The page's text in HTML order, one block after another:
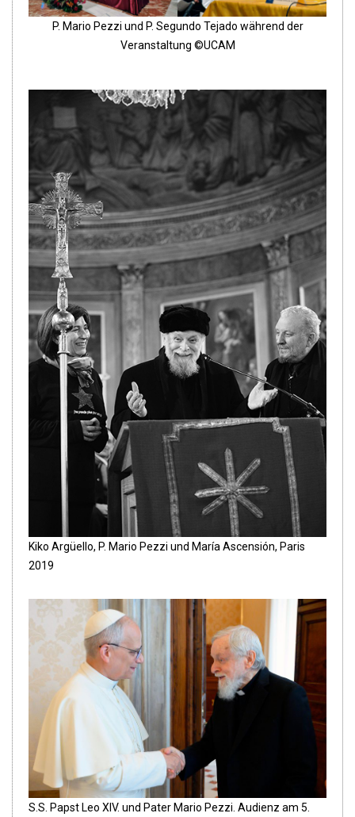
P. Mario Pezzi und P. Segundo Tejado während der
Veranstaltung ©UCAM
Kiko Argüello, P. Mario Pezzi und María Ascensión, Paris
2019
S.S. Papst Leo XIV. und Pater Mario Pezzi. Audienz am 5.